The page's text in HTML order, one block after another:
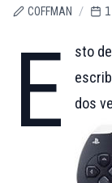
COFFMAN /
E
sto
dos